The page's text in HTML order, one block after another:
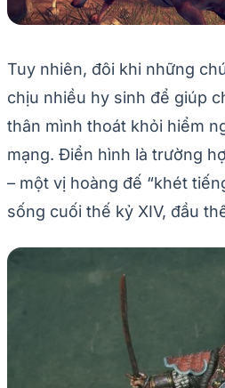
Tuy nhiên, đôi khi những
chịu nhiều hy sinh để giúp
thân mình thoát khỏi hiểm
mạng. Điển hình là trường
– một vị hoàng đế “khét
sống cuối thế kỷ XIV, đầu